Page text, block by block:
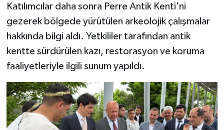
Katılımcılar daha sonra Perre Antik Kenti'ni
gezerek bölgede yürütülen arkeolojik çalışmalar
hakkında bilgi aldı. Yetkililer tarafından antik
kentte sürdürülen kazı, restorasyon ve koruma
faaliyetleriyle ilgili sunum yapıldı.